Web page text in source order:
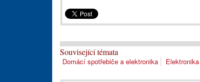
Související témata
Domácí spotřebiče a elektronika Elektronika